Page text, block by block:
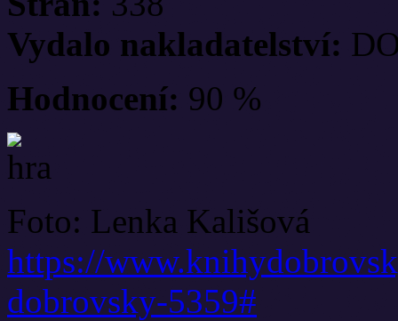
Vydalo nakladatelství:
Hodnocení: 90 %
Foto: Lenka Kališová
https://
dobrovsky-5359#